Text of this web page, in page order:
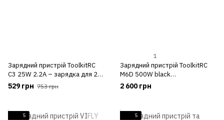
Зарядний пристрій ToolkitRC
C3 25W 2.2A – зарядка для 2S
та 3S акумуляторів
529 грн 753 грн
1
Зарядний пристрій ToolkitRC
M6D 500W black
двохканальний на 500 Вт для
акумуляторів
2 600 грн
5 5